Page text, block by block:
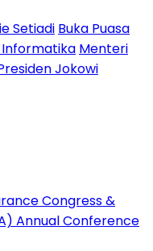
Setiadi Buka Puasa
Informatika Menteri
Jokowi
Congress &
Annual Conference